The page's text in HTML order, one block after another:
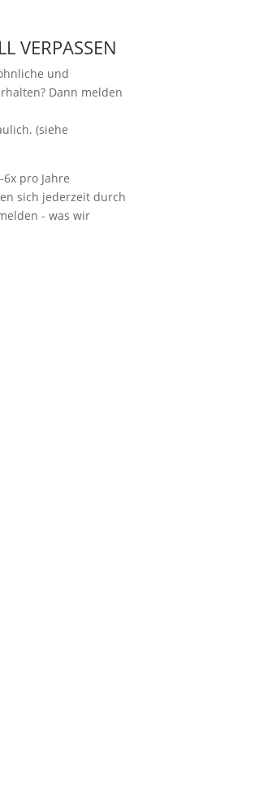
VERPASSEN
und
Dann melden
(siehe
pro Jahre
sich jederzeit durch
- was wir